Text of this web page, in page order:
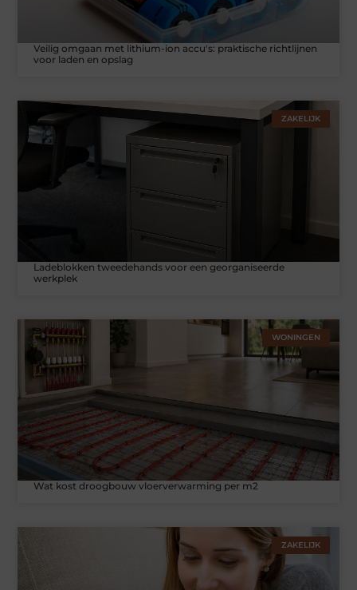
Veilig omgaan met lithium-ion accu's: praktische richtlijnen
voor laden en opslag
ZAKELIJK
Ladeblokken tweedehands voor een georganiseerde
werkplek
WONINGEN
Wat kost droogbouw vloerverwarming per m2
ZAKELIJK